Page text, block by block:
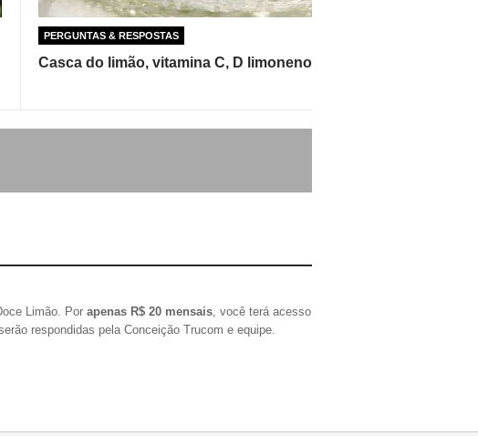
PERGUNTAS & RESPOSTAS
Casca do limão, vitamina C, D limoneno
Limão. Por apenas R$ 20 mensais, você terá acesso
respondidas pela Conceição Trucom e equipe.